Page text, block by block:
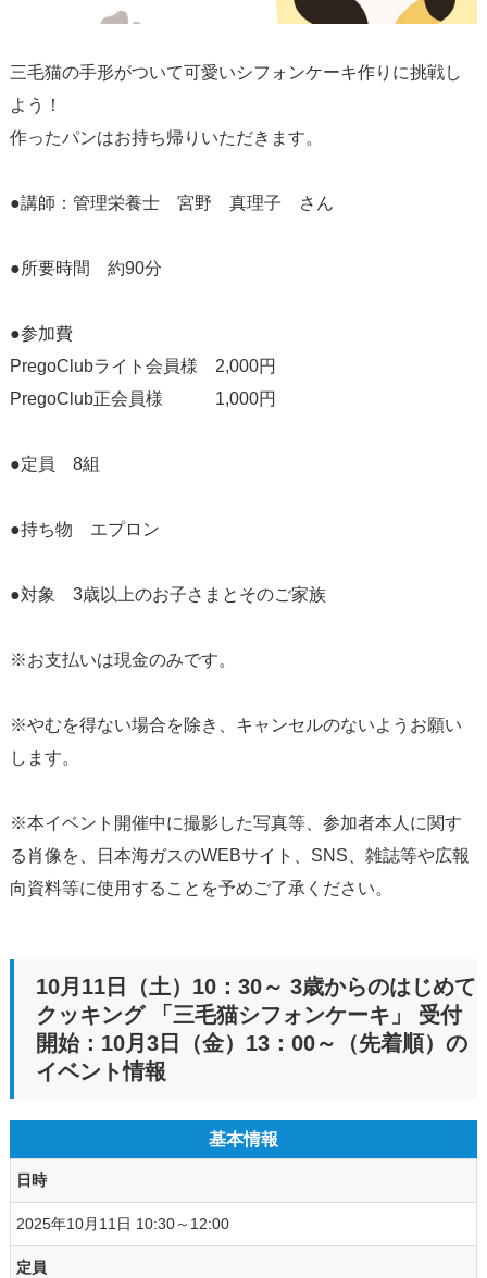
三毛猫の手形がついて可愛いシフォンケーキ作りに挑戦し
よう！
作ったパンはお持ち帰りいただきます。
●講師：管理栄養士 宮野 真理子 さん
●所要時間 約90分
●参加費
PregoClubライト会員様 2,000円
PregoClub正会員様 1,000円
●定員 8組
●持ち物 エプロン
●対象 3歳以上のお子さまとそのご家族
※お支払いは現金のみです。
※やむを得ない場合を除き、キャンセルのないようお願い
します。
※本イベント開催中に撮影した写真等、参加者本人に関す
る肖像を、日本海ガスのWEBサイト、SNS、雑誌等や広報
向資料等に使用することを予めご了承ください。
10月11日（土）10：30～ 3歳からのはじめて
クッキング 「三毛猫シフォンケーキ」 受付
開始：10月3日（金）13：00～（先着順）の
イベント情報
基本情報
日時
2025年10月11日 10:30～12:00
定員